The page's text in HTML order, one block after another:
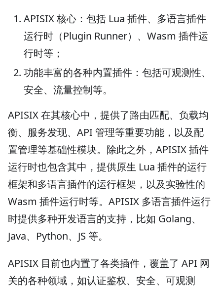
APISIX 核心：包括 Lua 插件、多语言插件
运行时（Plugin Runner）、Wasm 插件运
行时等；
功能丰富的各种内置插件：包括可观测性、
安全、流量控制等。
APISIX 在其核心中，提供了路由匹配、负载均
衡、服务发现、API 管理等重要功能，以及配
置管理等基础性模块。除此之外，APISIX 插件
运行时也包含其中，提供原生 Lua 插件的运行
框架和多语言插件的运行框架，以及实验性的
Wasm 插件运行时等。APISIX 多语言插件运行
时提供多种开发语言的支持，比如 Golang、
Java、Python、JS 等。
APISIX 目前也内置了各类插件，覆盖了 API 网
关的各种领域，如认证鉴权、安全、可观测